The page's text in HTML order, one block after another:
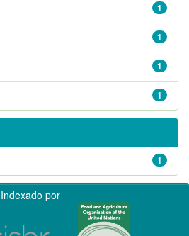
1
1
1
1
1
Indexado por